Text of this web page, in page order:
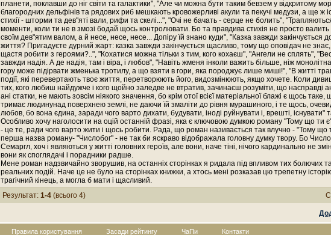
планети, поклавши до ніг світи та галактики", "Але чи можна бути таким бевзем у відкритому
благородних дельфінів та рядових риб мешкають кровожерливі акули та пекучі медузи, а ще ж
стихії - шторми та дев"яті вали, рифи та скелі...", "Очі не бачать - серце не болить",
моменти, коли ти не в змозі бодай щось контролювати. Бо та правдива стихія не просто валить
своїм дев"ятим валом, а й несе, несе, несе... Допіру їй знано куди", "Казка завжди закінчується
життя? Пригадуєте дурний жарт: казка завжди закінчується щасливо, тому що оповідач не
щастя робити з героями?..", "Кохатися можна тільки з тим, кого кохаєш", "Ангели не сплять",
завжди надія. А де надія, там і віра, і любов", "Навіть жменя інколи важить більше, ніж
гору може підірвати жменька тротилу, а що взяти в гори, яка породжує лише миші!", "В житті
події, які перевертають твоє життя, перетворюють його, видозмінюють, якщо хочете. Коли
тих, кого любиш найдужче і кого щойно заледве не втратив, зачинаєш розуміти, що насправді
ані статки, не мають зовсім ніякого значення, бо крім отої всієї матеріальної блажі є щось таке,
тримає людинунад поверхнею землі, не даючи їй змаліти до рівня мурашиного, і те щось,
любов, бо вона єдина, заради чого варто дихати, будувати, іноді руйнувати і, врешті, існувати"
Особливо хочу наголосити на оцій останній фразі, яка є ключовою думкою роману "Тому що ти
- це те, ради чого варто жити і щось робити. Рада, що роман називається так влучно - "Тому що
перша назва роману- "Числобог" - не так би яскраво відображала головну думку твору. Бо
Семаргл, хоч і являються у житті головних героїв, але вони, наче тіні, нічого кардинально не
вони як споглядачі і порадники радше.
Мене роман надзвичайно зворушив, на останніх сторінках я ридала під впливом тих болючих
реальних подій. Наче це не було на сторінках книжки, а хтось мені розказав цю трепетну
трагічний кінець, а могла б мати і щасливий.
Результат: 1-4 (всього 4)
Правила користування Засади рейтингу ЧаПи Контакти